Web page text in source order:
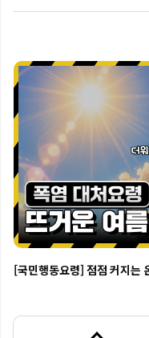
[세이프티럼블] 더위를 물리
[국민행동요령] 점점 커지는